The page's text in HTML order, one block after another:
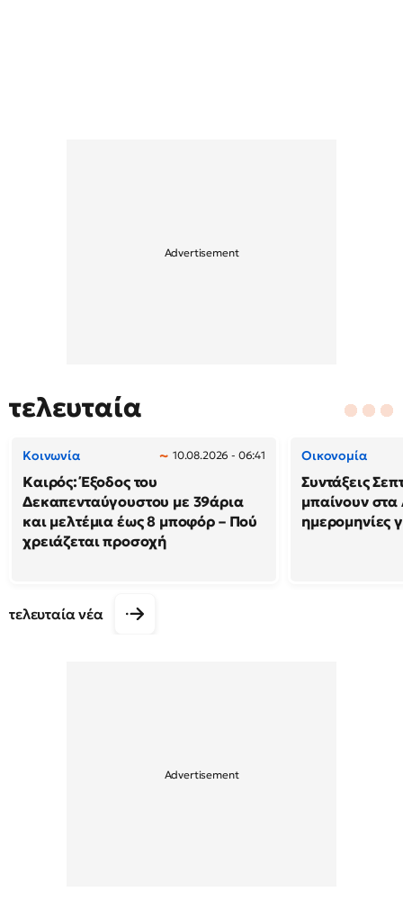
τελευταία
Κοινωνία 10.08.2026 - 06:41
Καιρός: Έξοδος του
Δεκαπενταύγουστου με 39άρια
και μελτέμια έως 8 μποφόρ – Πού
χρειάζεται προσοχή
Οικονομία
Συντάξεις
μπαίνουν
ημερομηνίες
τελευταία νέα